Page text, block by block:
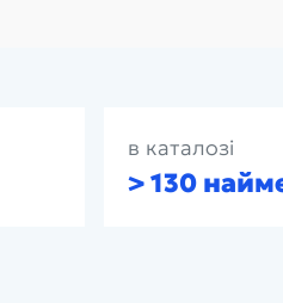
в каталозі
> 130